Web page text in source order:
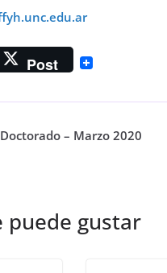
Post
– Marzo 2020
puede gustar